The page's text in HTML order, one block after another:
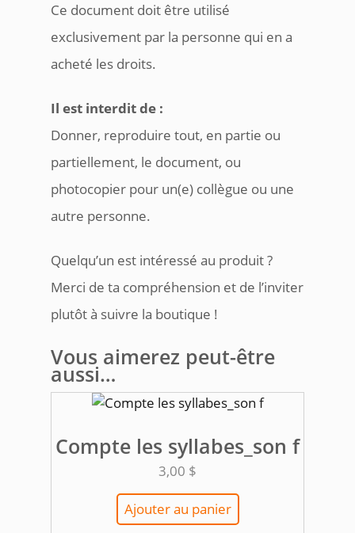
Ce document doit être utilisé
exclusivement par la personne qui en a
acheté les droits.
Il est interdit de :
Donner, reproduire tout, en partie ou
partiellement, le document, ou
photocopier pour un(e) collègue ou une
autre personne.
Quelqu’un est intéressé au produit ?
Merci de ta compréhension et de l’inviter
plutôt à suivre la boutique !
Vous aimerez peut-être
aussi…
Compte les syllabes_son f
3,00 $
Ajouter au panier